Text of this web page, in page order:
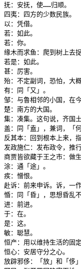
抚：安抚，使……归顺。
四夷：四方的少数民族。
以：凭借。
若：如此。
若：你。
缘木而求鱼：爬到树上去
若是：如此。
甚：厉害。
殆：不定副词，恐怕，大概
有：同「又」。
邹：与鲁相邻的小国，在
楚：南方的大国。
集：凑集。这句说，齐国
盖：同「盍」，兼词，「
反其本：回到根本上来，
发政施仁：发布政令，推行
商贾皆欲藏于王之市：做
涂：通「途」。
疾：憎恨。
赴诉：前来申诉。诉，一
惛：同「昏」，思想昏乱不
进：前进。
于：在。
是：这。
敏：聪慧。
恒产：用以维持生活的固定
恒心：安居守分之心。
放辟邪侈：「放」和「侈